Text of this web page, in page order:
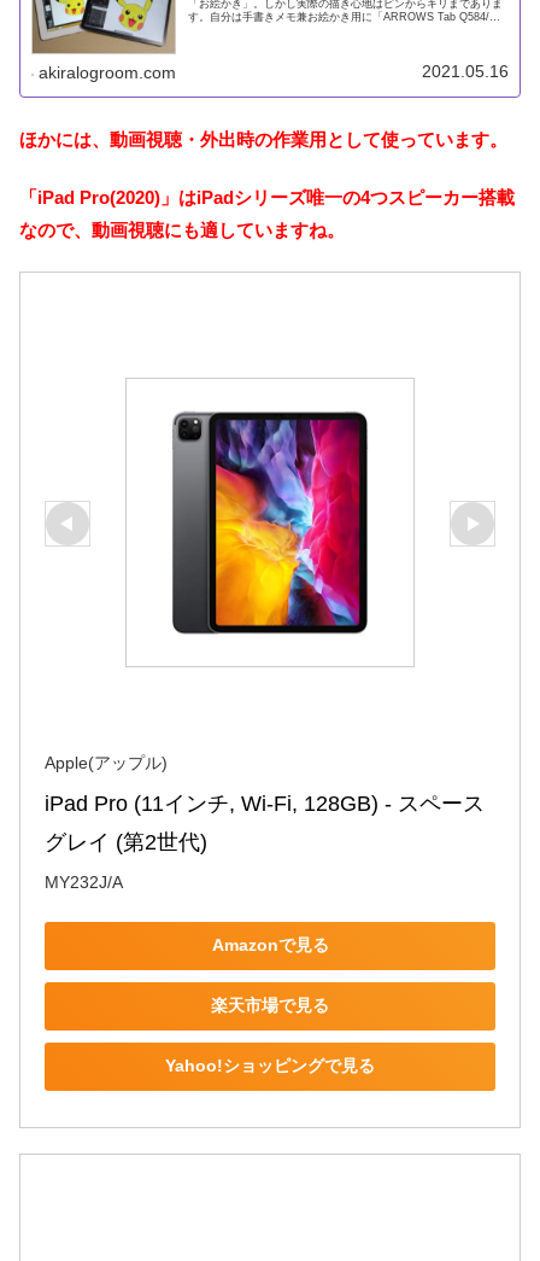
「お絵かき」。しかし実際の描き心地はピンからキリまでありま
す。自分は手書きメモ兼お絵かき用に「ARROWS Tab Q584/H
akiralogroom.com 2021.05.16
ほかには、動画視聴・外出時の作業用として使っています。
「iPad Pro(2020)」はiPadシリーズ唯一の4つスピーカー搭載
なので、動画視聴にも適していますね。
Apple(アップル)
iPad Pro (11インチ, Wi-Fi, 128GB) - スペース
グレイ (第2世代)
MY232J/A
Amazonで見る
楽天市場で見る
Yahoo!ショッピングで見る